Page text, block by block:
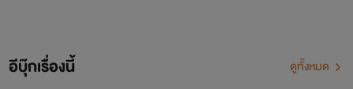
อีบุ๊กเรื่องนี้ ดูทั้งหมด